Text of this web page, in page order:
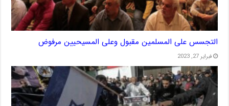
التجسس على المسلمين مقبول وعلى المسيحيين مرفوض
فبراير 27, 2023